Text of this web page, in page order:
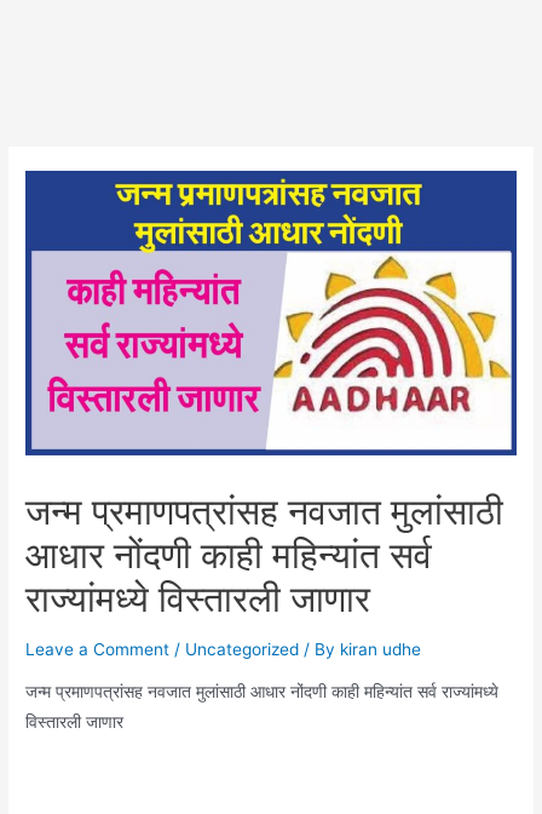
जन्म प्रमाणपत्रांसह नवजात मुलांसाठी
आधार नोंदणी काही महिन्यांत सर्व
राज्यांमध्ये विस्तारली जाणार
Leave a Comment / Uncategorized / By kiran udhe
जन्म प्रमाणपत्रांसह नवजात मुलांसाठी आधार नोंदणी काही महिन्यांत सर्व राज्यांमध्ये
विस्तारली जाणार